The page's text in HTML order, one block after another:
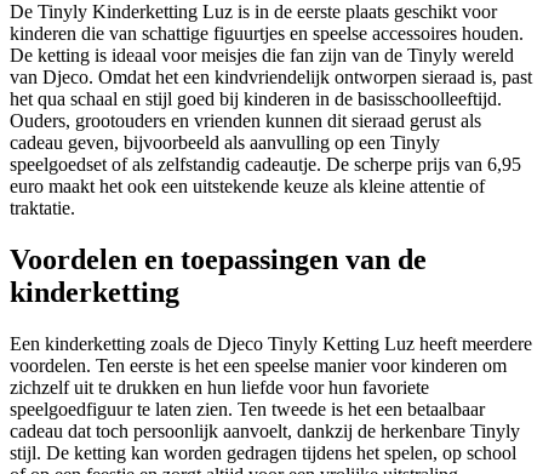
De Tinyly Kinderketting Luz is in de eerste plaats geschikt voor
kinderen die van schattige figuurtjes en speelse accessoires houden.
De ketting is ideaal voor meisjes die fan zijn van de Tinyly wereld
van Djeco. Omdat het een kindvriendelijk ontworpen sieraad is, past
het qua schaal en stijl goed bij kinderen in de basisschoolleeftijd.
Ouders, grootouders en vrienden kunnen dit sieraad gerust als
cadeau geven, bijvoorbeeld als aanvulling op een Tinyly
speelgoedset of als zelfstandig cadeautje. De scherpe prijs van 6,95
euro maakt het ook een uitstekende keuze als kleine attentie of
traktatie.
Voordelen en toepassingen van de
kinderketting
Een kinderketting zoals de Djeco Tinyly Ketting Luz heeft meerdere
voordelen. Ten eerste is het een speelse manier voor kinderen om
zichzelf uit te drukken en hun liefde voor hun favoriete
speelgoedfiguur te laten zien. Ten tweede is het een betaalbaar
cadeau dat toch persoonlijk aanvoelt, dankzij de herkenbare Tinyly
stijl. De ketting kan worden gedragen tijdens het spelen, op school